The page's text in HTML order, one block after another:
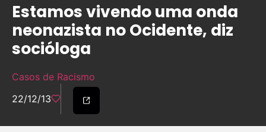
Estamos vivendo uma onda
neonazista no Ocidente, diz
socióloga
Casos de Racismo
22/12/13